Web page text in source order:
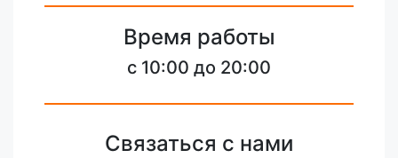
Время работы
с 10:00 до 20:00
Связаться с нами